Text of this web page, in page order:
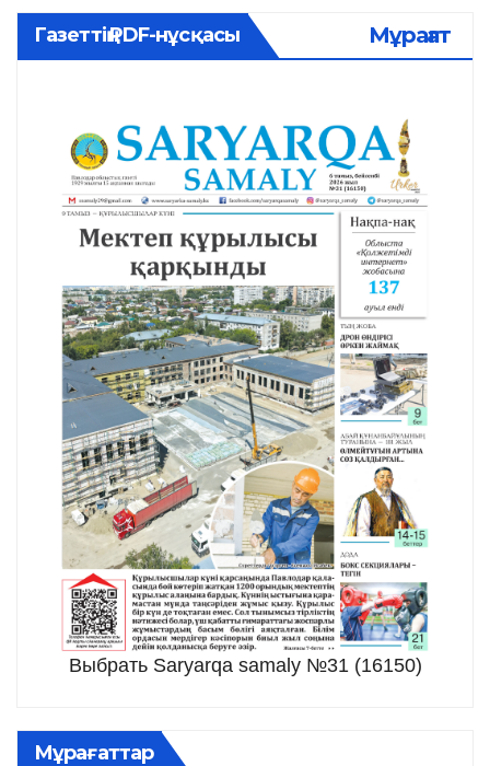
Газеттің PDF-нұсқасы Мұрағат
Выбрать Saryarqa samaly №31 (16150)
Мұрағаттар